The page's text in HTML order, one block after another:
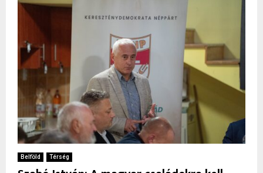
Belföld Térség